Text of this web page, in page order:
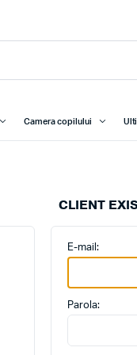
Camera copilului
CLIENT
E-mail:
Parola: